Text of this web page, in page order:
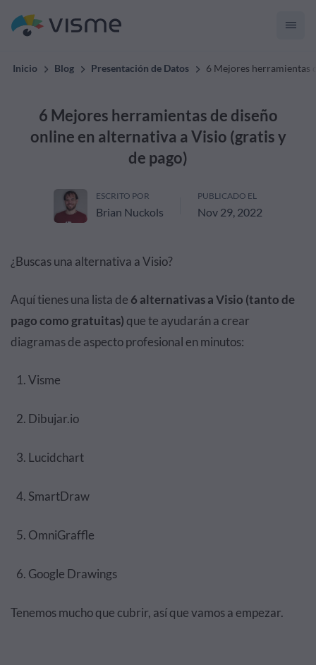
Inicio Blog Presentación de Datos 6 Mejores herramientas
6 Mejores herramientas de diseño
online en alternativa a Visio (gratis y
de pago)
ESCRITO POR
Brian Nuckols
PUBLICADO EL
Nov 29, 2022
¿Buscas una alternativa a Visio?
Aquí tienes una lista de 6 alternativas a Visio (tanto de
pago como gratuitas) que te ayudarán a crear
diagramas de aspecto profesional en minutos:
Visme
Dibujar.io
Lucidchart
SmartDraw
OmniGraffle
Google Drawings
Tenemos mucho que cubrir, así que vamos a empezar.